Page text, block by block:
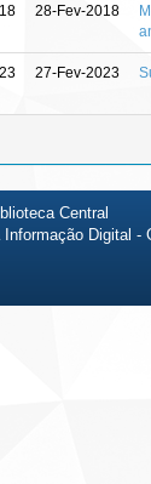
28-Fev-2018
27-Fev-2023
Central
Digital -